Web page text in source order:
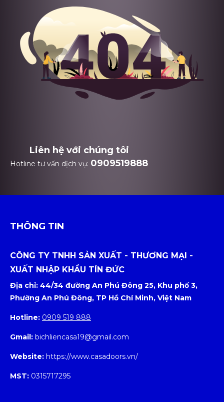
Liên hệ với chúng tôi
Hotline tư vấn dịch vụ: 0909519888
THÔNG TIN
CÔNG TY TNHH SẢN XUẤT - THƯƠNG MẠI -
XUẤT NHẬP KHẨU TÍN ĐỨC
Địa chỉ: 44/34 đường An Phú Đông 25, Khu phố 3,
Phường An Phú Đông, TP Hồ Chí Minh, Việt Nam
Hotline: 0909 519 888
Gmail: bichliencasa19@gmail.com
Website: https://www.casadoors.vn/
MST: 0315717295